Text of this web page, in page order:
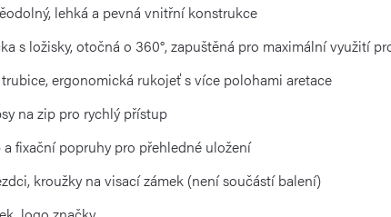
lehká a pevná vnitřní konstrukce
s ložisky, otočná o 360°, zapuštěná pro maximální využití
ergonomická rukojeť s více polohami aretace
na zip pro rychlý přístup
a fixační popruhy pro přehledné uložení
kroužky na visací zámek (není součástí balení)